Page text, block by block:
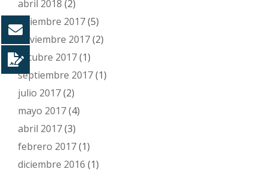
abril 2018 (2)
diciembre 2017(5)
noviembre 2017(2)
octubre 2017(1)
septiembre 2017(1)
julio 2017(2)
mayo 2017(4)
abril 2017(3)
febrero 2017(1)
diciembre 2016 (1)